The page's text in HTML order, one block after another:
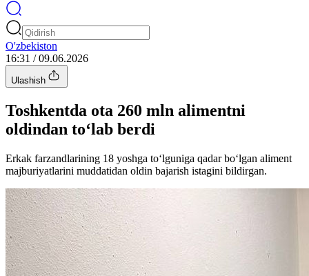
O'zbekiston
16:31 / 09.06.2026
Ulashish
Toshkentda ota 260 mln alimentni
oldindan to‘lab berdi
Erkak farzandlarining 18 yoshga to‘lguniga qadar bo‘lgan aliment
majburiyatlarini muddatidan oldin bajarish istagini bildirgan.